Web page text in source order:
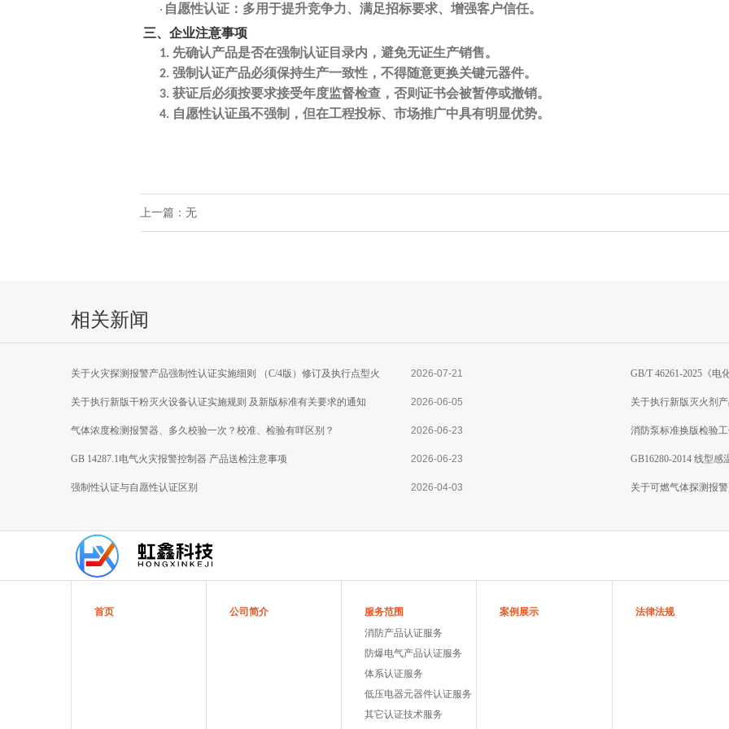
· 自愿性认证：多用于提升竞争力、满足招标要求、增强客户信任。
三、企业注意事项
1. 先确认产品是否在强制认证目录内，避免无证生产销售。
2. 强制认证产品必须保持生产一致性 ，不得随意更换关键元器件。
3. 获证后必须按要求接受年度监督检查 ，否则证书会被暂停或撤销。
4. 自愿性认证虽不强制，但在工程投标、市场推广中具有明显优势。
上一篇：无
相关新闻
关于火灾探测报警产品强制性认证实施细则 （C/4版）修订及执行点型火
焰探测器产品新版 国家标准有关要求的通知
2026-07-21
关于执行新版干粉灭火设备认证实施规则 及新版标准有关要求的通知 2026-06-05
气体浓度检测报警器、多久校验一次？校准、检验有咩区别？ 2026-06-23
GB 14287.1电气火灾报警控制器 产品送检注意事项 2026-06-23
强制性认证与自愿性认证区别 2026-04-03
GB/T 46261-2025《
准分析
关于执行新版灭火剂
消防泵标准换版检验
GB16280-2014 线型
关于可燃气体探测报
首页 公司简介
服务范围
消防产品认证服务
防爆电气产品认证服务
体系认证服务
低压电器元器件认证服务
其它认证技术服务
案例展示 法律法规